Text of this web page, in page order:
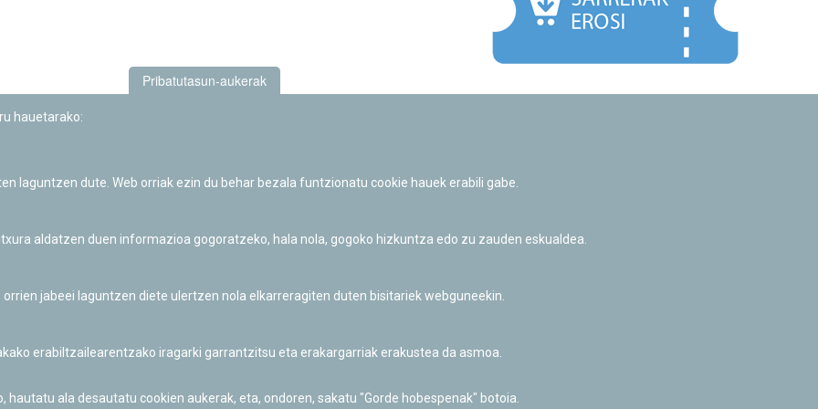
Informazio publikoa eskatzeko baimena
Pribatutasun-aukerak
hauetarako:
laguntzen dute. Web orriak ezin du behar bezala funtzionatu cookie hauek erabili gabe.
aldatzen duen informazioa gogoratzeko, hala nola, gogoko hizkuntza edo zu zauden eskualdea.
jabeei laguntzen diete ulertzen nola elkarreragiten duten bisitariek webguneekin.
erabiltzailearentzako iragarki garrantzitsu eta erakargarriak erakustea da asmoa.
ala desautatu cookien aukerak, eta, ondoren, sakatu "Gorde hobespenak" botoia.